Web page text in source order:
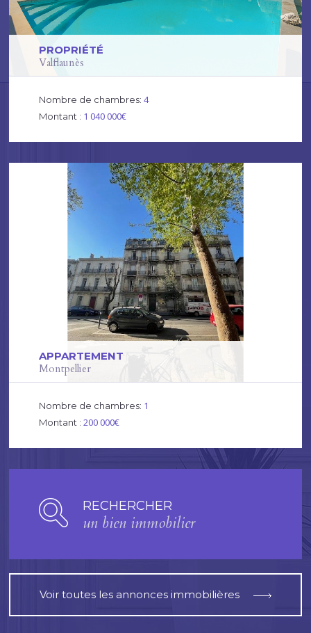
PROPRIÉTÉ
Valflaunès
Nombre de chambres: 4
Montant : 1 040 000€
APPARTEMENT
Montpellier
Nombre de chambres: 1
Montant : 200 000€
RECHERCHER
un bien immobilier
Voir toutes les annonces immobilières